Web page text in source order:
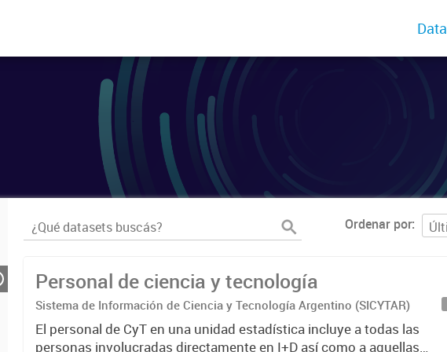
Ordenar por
Personal de ciencia y tecnología
Sistema de Información de Ciencia y Tecnología Argentino (SICYTAR)
El personal de CyT en una unidad estadística incluye a todas las
personas involucradas directamente en I+D así como a aquellas